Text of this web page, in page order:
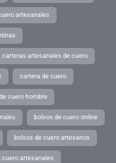
artesanales
carteras artesanales de cuero
cartera de cuero
cuero hombre
bolsos de cuero online
bolsos de cuero artesanos
cuero artesanales